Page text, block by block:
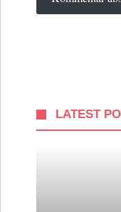
LATEST